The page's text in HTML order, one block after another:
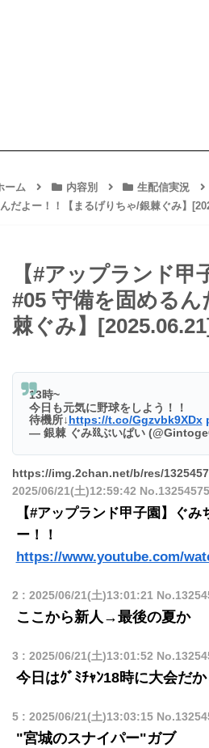
ーム 内容別 生配信実況
だよー！！【まるげりちゃ/銀棘ぐみ】
【#アップランド
#05 守備を固める
棘ぐみ】
13時~
今日も元気に野球をしよう！！
待機所↓https://t.co/Ggzvbk9XDx
— 銀棘 ぐみ⛓️ぶいぱい
https://img.2chan.net/b/res/
2025/06/21(土)12:59:42
【#アップランド甲子園】ぐ
ー！！
https://www.youtube.com/
2 : 2025/06/21(土)13:01:21
ここから新人→最後の夏か
3 : 2025/06/21(土)13:01:52
今日はｸﾞﾐﾁｬﾝ18時に大会だ
5: 2025/06/21(土)13:03:15
"宮城のスナイパー"ガブ